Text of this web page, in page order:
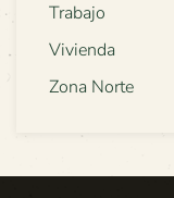
Trabajo
Vivienda
Zona Norte